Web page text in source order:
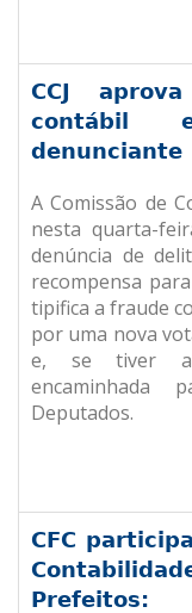
CCJ
contábil
denunciante
A Comissão de
nesta quarta-
denúncia de
recompensa
tipifica a fraude
por uma nova
e, se tiver a
encaminhada
Deputados.
CFC
Prefeitos: